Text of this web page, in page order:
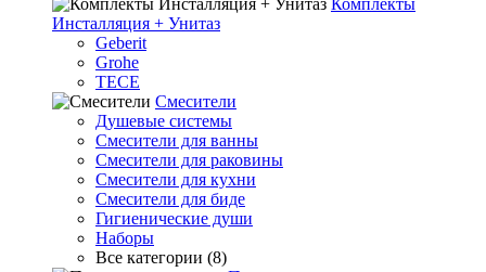
Комплекты
Инсталляция + Унитаз
Geberit
Grohe
TECE
Смесители
Душевые системы
Смесители для ванны
Смесители для раковины
Смесители для кухни
Смесители для биде
Гигиенические души
Наборы
Все категории (8)